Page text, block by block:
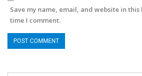
Save my name, email, and website in
time I comment.